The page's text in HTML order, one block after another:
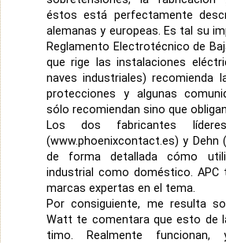
éstos está perfectamente
alemanas y europeas. Es tal su
Reglamento Electrotécnico de
que rige las instalaciones
naves industriales) recomienda
protecciones y algunas
sólo recomiendan sino que
Los dos fabricantes
(www.phoenixcontact.es) y Dehn
de forma detallada cómo
industrial como doméstico. APC
marcas expertas en el tema.
Por consiguiente, me resulta
Watt te comentara que esto de
timo. Realmente